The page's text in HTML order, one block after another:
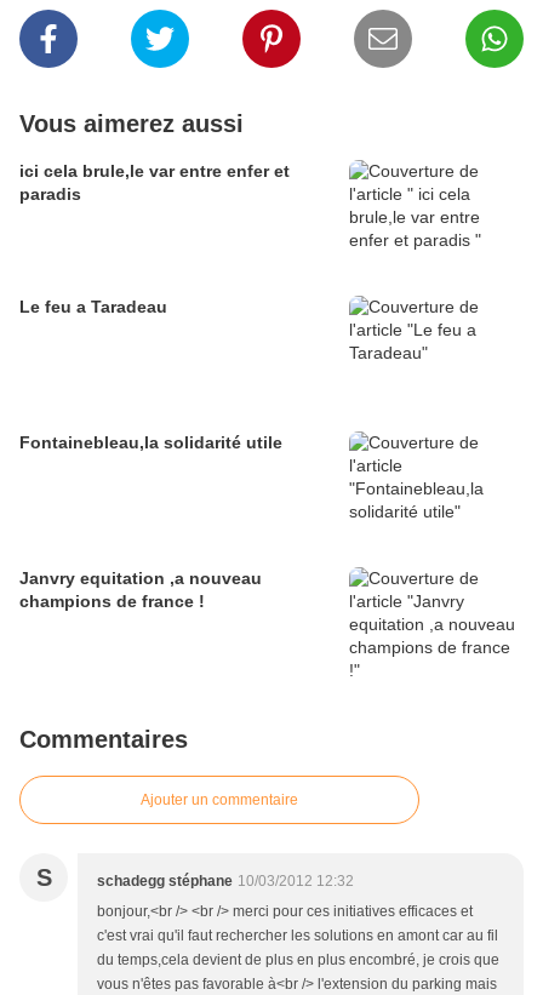
Vous aimerez aussi
ici cela brule,le var entre enfer et
paradis
Le feu a Taradeau
Fontainebleau,la solidarité utile
Janvry equitation ,a nouveau
champions de france !
Commentaires
Ajouter un commentaire
S schadegg stéphane 10/03/2012 12:32
bonjour,<br /> <br /> merci pour ces initiatives efficaces et
c'est vrai qu'il faut rechercher les solutions en amont car au fil
du temps,cela devient de plus en plus encombré, je crois que
vous n'êtes pas favorable à<br /> l'extension du parking mais